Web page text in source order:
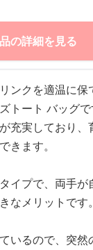
の詳細を見る
ンクを適温に保
トート バッグで
充実しており、
きます。
イプで、両手が
なメリットです。
いるので、突然